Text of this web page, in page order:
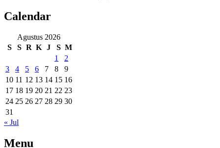
Calendar
Agustus 2026
S
S R K J S M
1
2
3
4 5 6 7 8
9
10 11 12 13 14 15 16
17 18 19 20 21 22 23
24 25 26 27 28 29 30
31
« Jul
Menu